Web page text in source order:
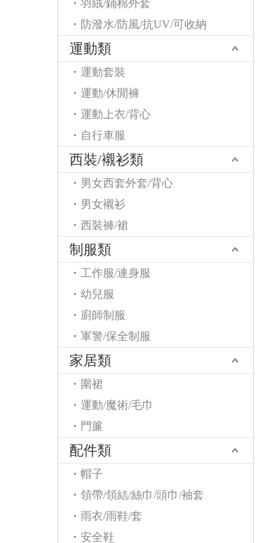
羽絨/鋪棉外套
防潑水/防風/抗UV/可收納
運動類
運動套裝
運動/休閒褲
運動上衣/背心
自行車服
西裝/襯衫類
男女西套外套/背心
男女襯衫
西裝褲/裙
制服類
工作服/連身服
幼兒服
廚師制服
軍警/保全制服
家居類
圍裙
運動/魔術/毛巾
門簾
配件類
帽子
領帶/領結/絲巾/頭巾/袖套
雨衣/雨鞋/套
安全鞋